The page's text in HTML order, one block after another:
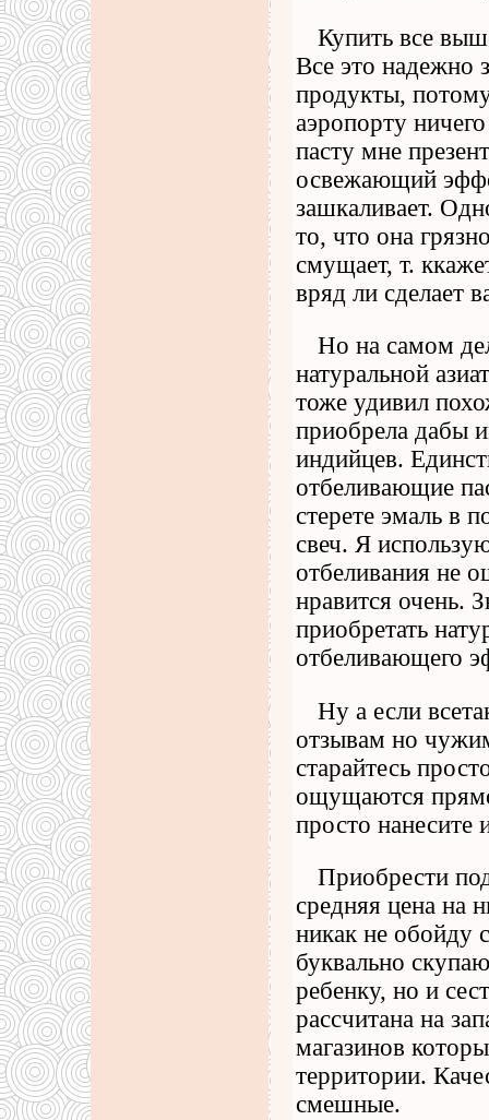
Купить все
Все это надежно
продукты,
аэропорту
пасту мне
освежающий
зашкаливает.
то, что она
смущает, т.
вряд ли сделает
Но на самом
натуральной
тоже удивил
приобрела дабы
индийцев.
отбеливающие
стерете эмаль в
свеч. Я
отбеливания не
нравится очень.
приобретать
отбеливающего
Ну а если
отзывам но
старайтесь
ощущаются
просто
Приобрести
средняя цена на
никак не обойду
буквально
ребенку, но и
рассчитана на
магазинов
территории.
смешные.